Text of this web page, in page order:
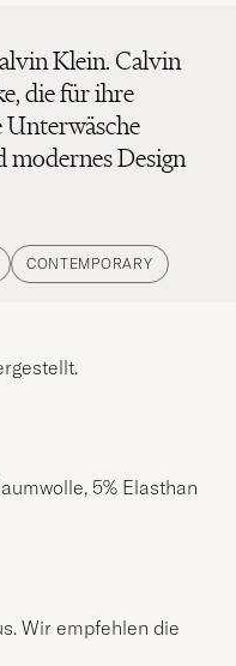
Klein. Calvin
die für ihre
Design
CONTEMPORARY
5% Elasthan
Wir empfehlen die